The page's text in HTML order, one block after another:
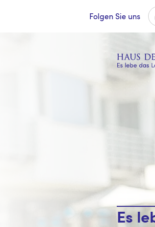
Folgen Sie uns
Es